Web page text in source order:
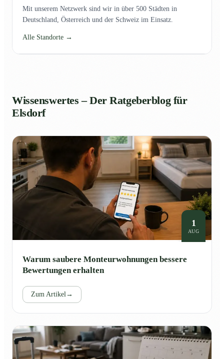
Mit unserem Netzwerk sind wir in über 500 Städten in
Deutschland, Österreich und der Schweiz im Einsatz.
Alle Standorte →
Wissenswertes – Der Ratgeberblog für
Elsdorf
1
AUG
Warum saubere Monteurwohnungen bessere
Bewertungen erhalten
Zum Artikel→